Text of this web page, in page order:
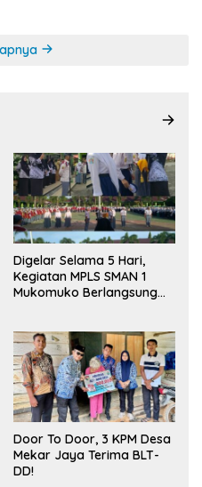
Digelar Selama 5 Hari,
Kegiatan MPLS SMAN 1
Mukomuko Berlangsung
Door To Door, 3 KPM Desa
Mekar Jaya Terima BLT-
DD!